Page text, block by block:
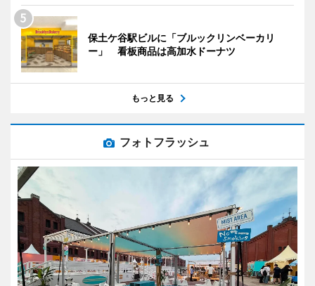
保土ケ谷駅ビルに「ブルックリンベーカリ
ー」 看板商品は高加水ドーナツ
もっと見る
フォトフラッシュ